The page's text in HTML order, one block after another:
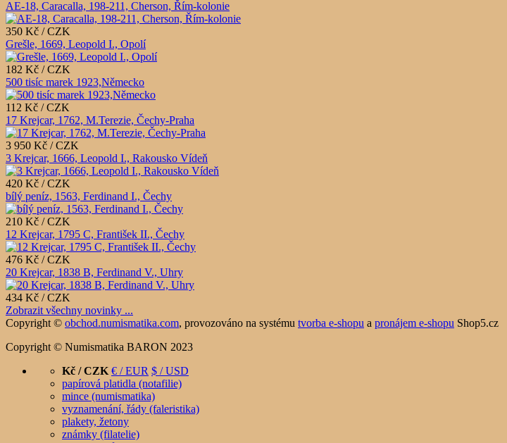
AE-18, Caracalla, 198-211, Cherson, Řím-kolonie
350 Kč / CZK
Grešle, 1669, Leopold I., Opolí
182 Kč / CZK
500 tisíc marek 1923,Německo
112 Kč / CZK
17 Krejcar, 1762, M.Terezie, Čechy-Praha
3 950 Kč / CZK
3 Krejcar, 1666, Leopold I., Rakousko Vídeň
420 Kč / CZK
bílý peníz, 1563, Ferdinand I., Čechy
210 Kč / CZK
12 Krejcar, 1795 C, František II., Čechy
476 Kč / CZK
20 Krejcar, 1838 B, Ferdinand V., Uhry
434 Kč / CZK
Zobrazit všechny novinky ...
Copyright © obchod.numismatika.com, provozováno na systému tvorba e-shopu a pronájem e-shopu Shop5.cz
Copyright © Numismatika BARON 2023
Kč / CZK € / EUR $ / USD
papírová platidla (notafilie)
mince (numismatika)
vyznamenání, řády (faleristika)
plakety, žetony
známky (filatelie)